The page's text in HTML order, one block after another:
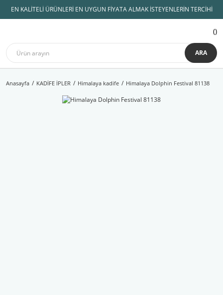
EN KALİTELİ ÜRÜNLERİ EN UYGUN FİYATA ALMAK İSTEYENLERİN TERCİHİ
ARA
Anasayfa KADİFE İPLER Himalaya kadife Himalaya Dolphin Festival 81138